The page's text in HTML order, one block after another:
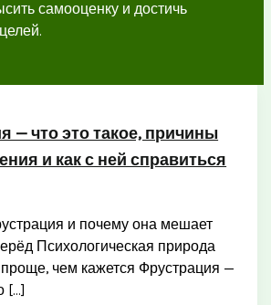
самооценку и достичь
— что это такое, причины
и как с ней справиться
и почему она мешает
Психологическая природа
чем кажется Фрустрация —
[…]